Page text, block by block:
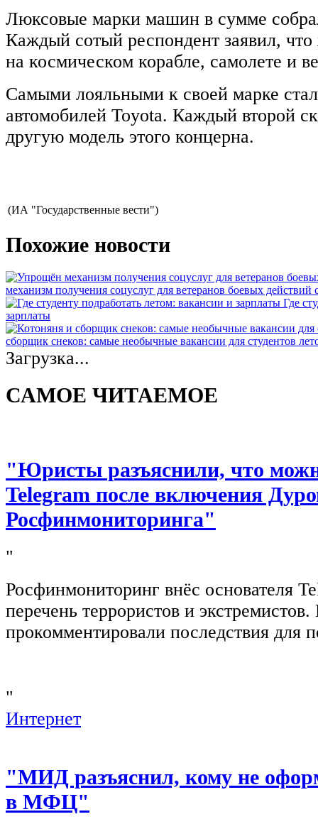
Люксовые марки машин в сумме
Каждый сотый респондент заявил, что
на космическом корабле, самолете и
Самыми лояльными к своей марке
автомобилей Toyota. Каждый второй
другую модель этого концерна.
(ИА "Государственные вести")
Похожие новости
механизм получения соцуслуг для ветеранов боевых действий
Где
зарплаты
сборщик снеков: самые необычные вакансии для студентов
Загрузка...
САМОЕ ЧИТАЕМОЕ
"Юристы разъяснили, что
Telegram после включения
Росфинмониторинга"
"
Росфинмониторинг внёс основателя
перечень террористов и
прокомментировали последствия для
"
Интернет
"МИД разъяснил, кому не
в МФЦ"